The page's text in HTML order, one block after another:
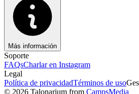
Más información
Soporte
FAQsCharlar en Instagram
Legal
Política de privacidadTérminos de uso
© 2026 Talonarium from CampsMedia